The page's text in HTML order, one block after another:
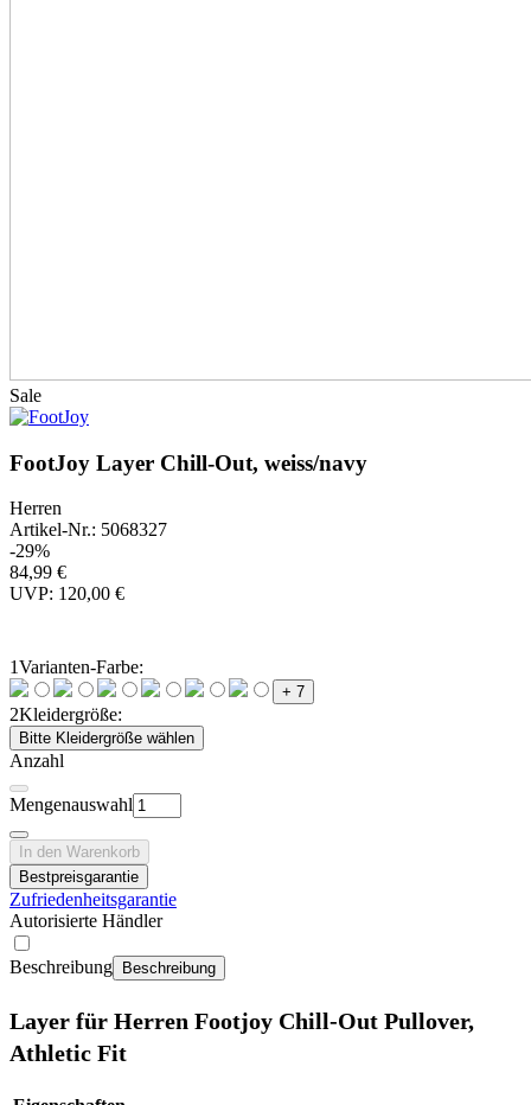
Sale
FootJoy Layer Chill-Out, weiss/navy
Herren
Artikel-Nr.: 5068327
-29%
84,99 €
UVP: 120,00 €
1Varianten-Farbe:
+ 7
2Kleidergröße:
Bitte Kleidergröße wählen
Anzahl
Mengenauswahl
In den Warenkorb
Bestpreisgarantie
Zufriedenheitsgarantie
Autorisierte Händler
Beschreibung Beschreibung
Layer für Herren Footjoy Chill-Out Pullover,
Athletic Fit